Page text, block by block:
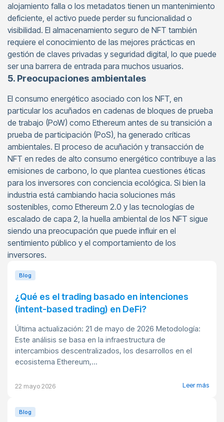
alojamiento falla o los metadatos tienen un mantenimiento
deficiente, el activo puede perder su funcionalidad o
visibilidad. El almacenamiento seguro de NFT también
requiere el conocimiento de las mejores prácticas en
gestión de claves privadas y seguridad digital, lo que puede
ser una barrera de entrada para muchos usuarios.
5. Preocupaciones ambientales
El consumo energético asociado con los NFT, en
particular los acuñados en cadenas de bloques de prueba
de trabajo (PoW) como Ethereum antes de su transición a
prueba de participación (PoS), ha generado críticas
ambientales. El proceso de acuñación y transacción de
NFT en redes de alto consumo energético contribuye a las
emisiones de carbono, lo que plantea cuestiones éticas
para los inversores con conciencia ecológica. Si bien la
industria está cambiando hacia soluciones más
sostenibles, como Ethereum 2.0 y las tecnologías de
escalado de capa 2, la huella ambiental de los NFT sigue
siendo una preocupación que puede influir en el
sentimiento público y el comportamiento de los
inversores.
Blog
¿Qué es el trading basado en intenciones
(intent-based trading) en DeFi?
Última actualización: 21 de mayo de 2026 Metodología:
Este análisis se basa en la infraestructura de
intercambios descentralizados, los desarrollos en el
ecosistema Ethereum,...
22 mayo 2026 Leer más
Blog